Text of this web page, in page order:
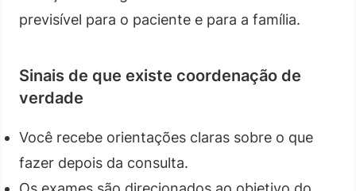
previsível para o paciente e para a família.
Sinais de que existe coordenação de
verdade
Você recebe orientações claras sobre o que
fazer depois da consulta.